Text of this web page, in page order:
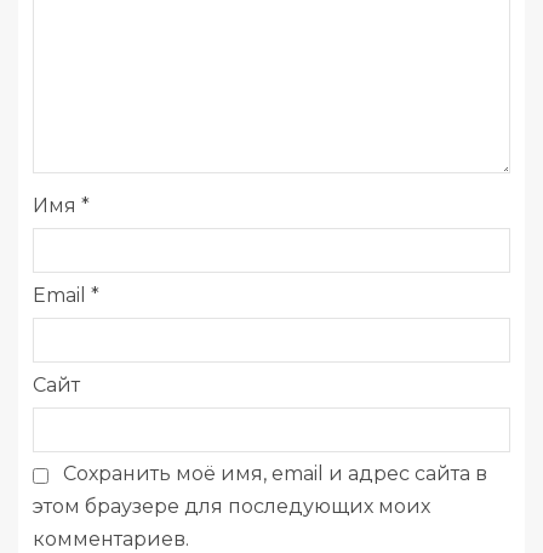
Имя *
Email *
Сайт
Сохранить моё имя, email и адрес сайта в
этом браузере для последующих моих
комментариев.